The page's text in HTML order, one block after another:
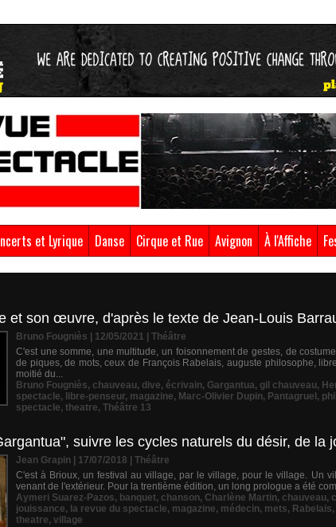
et Lyrique Danse Cirque et Rue Avignon À l'Affiche
et son œuvre, d'après le texte de Jean-Louis
Bruno Fougniès | 12/05/2021
Théâtre
C'est une somme, une multitude, un foisonnement de gestes, de
de piques, de mots, ceux de François Rabelais, auguste philosophe,
moitié du...
Bruno Fougniès, chauveau, dive, écrivain, Gargantua, gil chauveau,
spectacle, libre-penseur, magazine, Marc-Olivier Dupin, Pantagruel ,
spectacle, theatre, Théâtre 13
suivre les cycles naturels du désir, de la
Jean Grapin | 17/07/2018
Théâtre
C'est à Brioux, un festival au village, par le village, pour le village. Un
venant de l'extérieur. Pour la trentième édition, un long prologue a été
Aymeri Suarez-Pazos, banquet, chanson, Charlène Martin, chauveau,
jouissance, la revue du spectacle, magazine, médecin, mets, Rabelais,
theatre, village